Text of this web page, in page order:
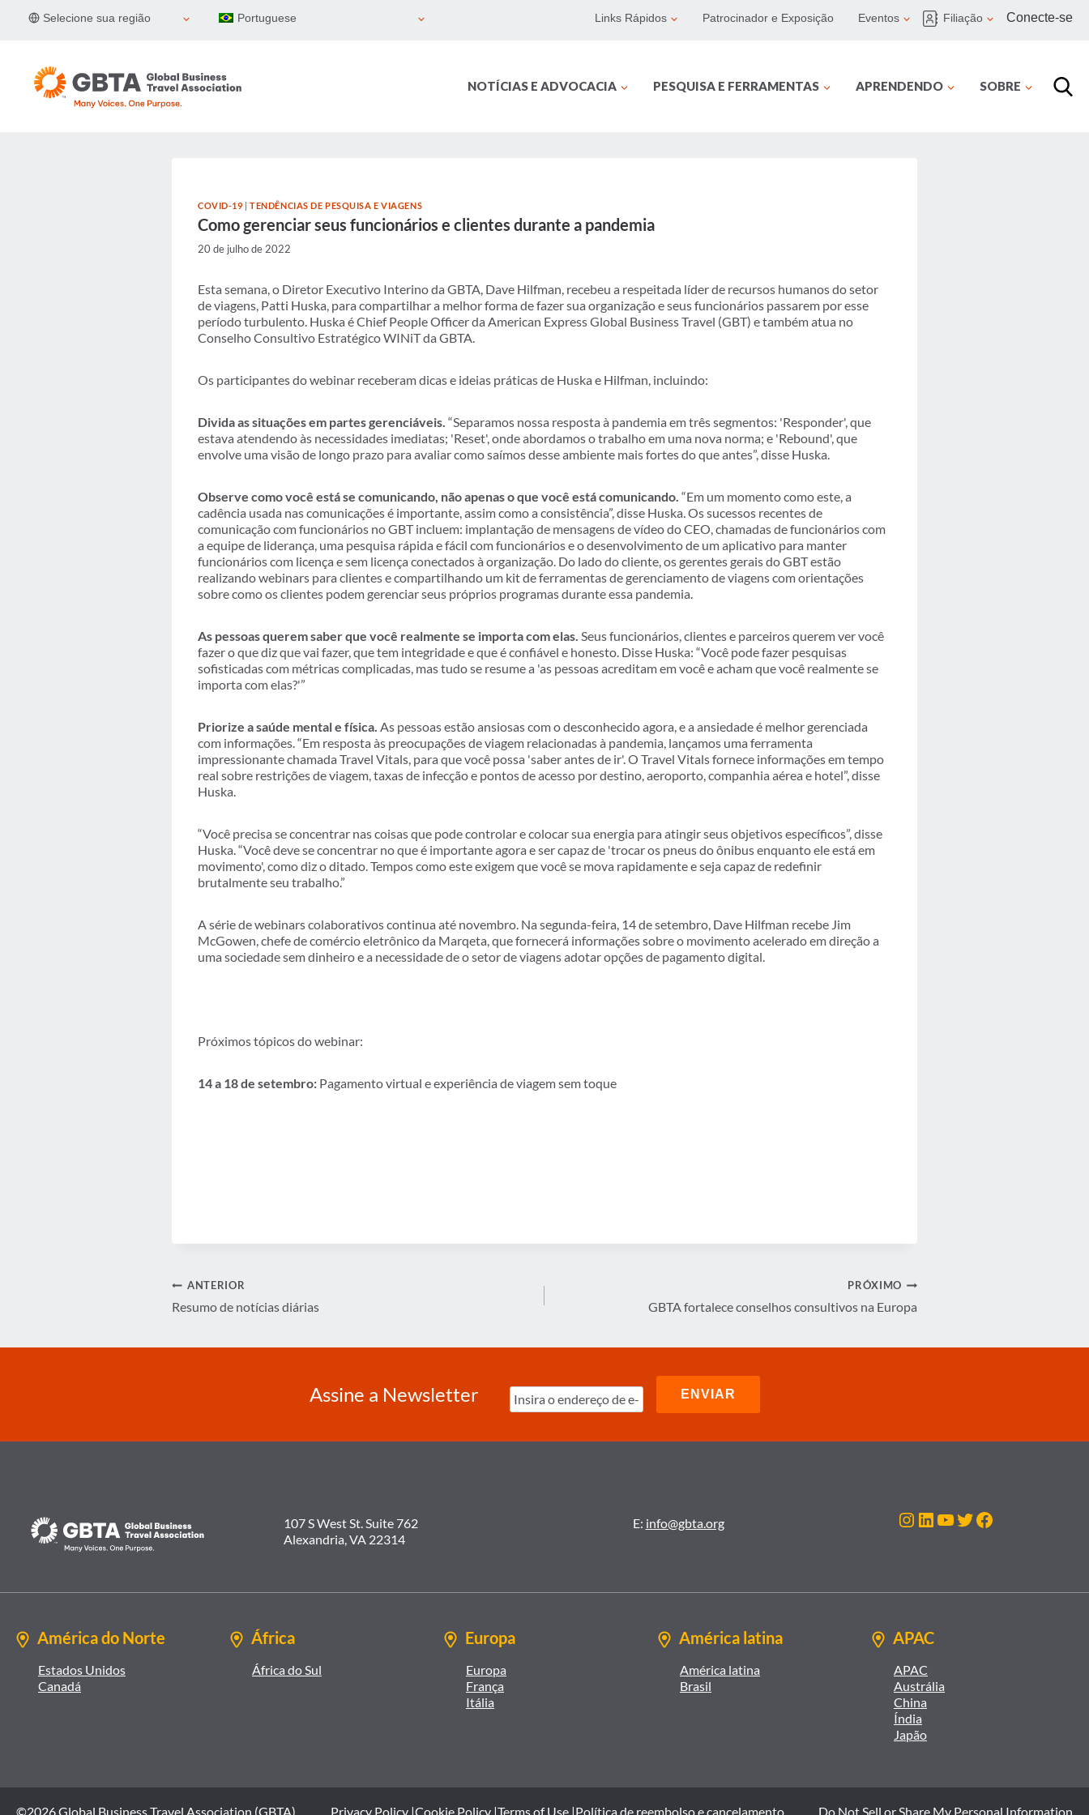
Selecione sua região Portuguese Links Rápidos Patrocinador e Exposição Eventos Filiação Conecte-se
NOTÍCIAS E ADVOCACIA PESQUISA E FERRAMENTAS APRENDENDO SOBRE
COVID-19 |TENDÊNCIAS DE PESQUISA E VIAGENS
Como gerenciar seus funcionários e clientes durante a pandemia
20 de julho de 2022
Esta semana, o Diretor Executivo Interino da GBTA, Dave Hilfman, recebeu a respeitada líder de recursos humanos do setor
de viagens, Patti Huska, para compartilhar a melhor forma de fazer sua organização e seus funcionários passarem por esse
período turbulento. Huska é Chief People Officer da American Express Global Business Travel (GBT) e também atua no
Conselho Consultivo Estratégico WINiT da GBTA.
Os participantes do webinar receberam dicas e ideias práticas de Huska e Hilfman, incluindo:
Divida as situações em partes gerenciáveis. “Separamos nossa resposta à pandemia em três segmentos: 'Responder', que
estava atendendo às necessidades imediatas; 'Reset', onde abordamos o trabalho em uma nova norma; e 'Rebound', que
envolve uma visão de longo prazo para avaliar como saímos desse ambiente mais fortes do que antes”, disse Huska.
Observe como você está se comunicando, não apenas o que você está comunicando. “Em um momento como este, a
cadência usada nas comunicações é importante, assim como a consistência”, disse Huska. Os sucessos recentes de
comunicação com funcionários no GBT incluem: implantação de mensagens de vídeo do CEO, chamadas de funcionários com
a equipe de liderança, uma pesquisa rápida e fácil com funcionários e o desenvolvimento de um aplicativo para manter
funcionários com licença e sem licença conectados à organização. Do lado do cliente, os gerentes gerais do GBT estão
realizando webinars para clientes e compartilhando um kit de ferramentas de gerenciamento de viagens com orientações
sobre como os clientes podem gerenciar seus próprios programas durante essa pandemia.
As pessoas querem saber que você realmente se importa com elas. Seus funcionários, clientes e parceiros querem ver você
fazer o que diz que vai fazer, que tem integridade e que é confiável e honesto. Disse Huska: “Você pode fazer pesquisas
sofisticadas com métricas complicadas, mas tudo se resume a 'as pessoas acreditam em você e acham que você realmente se
importa com elas?'”
Priorize a saúde mental e física. As pessoas estão ansiosas com o desconhecido agora, e a ansiedade é melhor gerenciada
com informações. “Em resposta às preocupações de viagem relacionadas à pandemia, lançamos uma ferramenta
impressionante chamada Travel Vitals, para que você possa 'saber antes de ir'. O Travel Vitals fornece informações em tempo
real sobre restrições de viagem, taxas de infecção e pontos de acesso por destino, aeroporto, companhia aérea e hotel”, disse
Huska.
“Você precisa se concentrar nas coisas que pode controlar e colocar sua energia para atingir seus objetivos específicos”, disse
Huska. “Você deve se concentrar no que é importante agora e ser capaz de 'trocar os pneus do ônibus enquanto ele está em
movimento', como diz o ditado. Tempos como este exigem que você se mova rapidamente e seja capaz de redefinir
brutalmente seu trabalho.”
A série de webinars colaborativos continua até novembro. Na segunda-feira, 14 de setembro, Dave Hilfman recebe Jim
McGowen, chefe de comércio eletrônico da Marqeta, que fornecerá informações sobre o movimento acelerado em direção a
uma sociedade sem dinheiro e a necessidade de o setor de viagens adotar opções de pagamento digital.
Próximos tópicos do webinar:
14 a 18 de setembro: Pagamento virtual e experiência de viagem sem toque
Navegação
Post
ANTERIOR
Resumo de notícias diárias
PRÓXIMO
GBTA fortalece conselhos consultivos na Europa
Assine a Newsletter
107 S West St. Suite 762
Alexandria, VA 22314
E: info@gbta.org Instagram
LinkedIn
Youtube
Twitter
Facebook
América do Norte
Estados Unidos
Canadá
África
África do Sul
Europa
Europa
França
Itália
América latina
América latina
Brasil
APAC
APAC
Austrália
China
Índia
Japão
©2026 Global Business Travel Association (GBTA) Privacy Policy |Cookie Policy |Terms of Use |Política de reembolso e cancelamento Do Not Sell or Share My Personal Information